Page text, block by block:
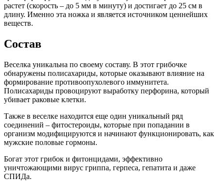
растет (скорость – до 5 мм в минуту) и достигает до 25 см в
длину. Именно эта ножка и является источником ценнейших
веществ.
Состав
Веселка уникальна по своему составу. В этот грибочке
обнаружены полисахариды, которые оказывают влияние на
формирование противоопухолевого иммунитета.
Полисахариды провоцируют выработку перфорина, который
убивает раковые клетки.
Также в веселке находится еще один уникальный ряд
соединений – фитостероиды, которые при попадании в
организм модифицируются и начинают функционировать, как
мужские половые гормоны.
Богат этот грибок и фитонцидами, эффективно
уничтожающими вирус гриппа, герпеса, гепатита и даже
СПИДа.